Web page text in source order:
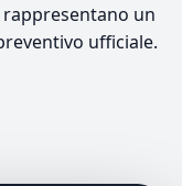
un
ufficiale.